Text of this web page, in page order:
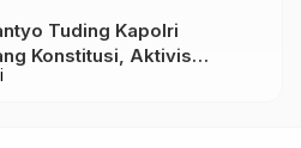
Tuding Kapolri
Konstitusi, Aktivis
Tak Punya Sejarah